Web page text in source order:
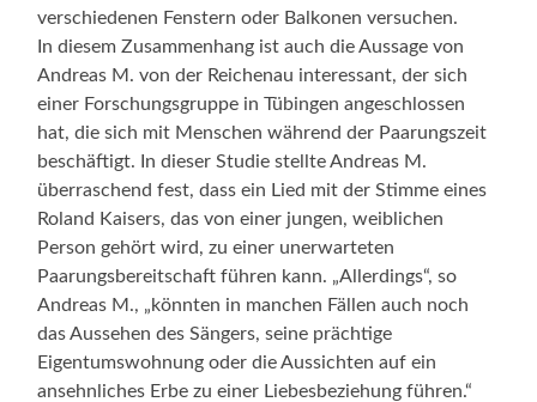
verschiedenen Fenstern oder Balkonen versuchen.
In diesem Zusammenhang ist auch die Aussage von
Andreas M. von der Reichenau interessant, der sich
einer Forschungsgruppe in Tübingen angeschlossen
hat, die sich mit Menschen während der Paarungszeit
beschäftigt. In dieser Studie stellte Andreas M.
überraschend fest, dass ein Lied mit der Stimme eines
Roland Kaisers, das von einer jungen, weiblichen
Person gehört wird, zu einer unerwarteten
Paarungsbereitschaft führen kann. „Allerdings“, so
Andreas M., „könnten in manchen Fällen auch noch
das Aussehen des Sängers, seine prächtige
Eigentumswohnung oder die Aussichten auf ein
ansehnliches Erbe zu einer Liebesbeziehung führen.“